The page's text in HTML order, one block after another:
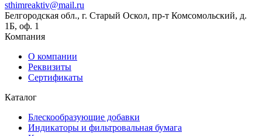
sthimreaktiv@mail.ru
Белгородская обл., г. Старый Оскол, пр-т Комсомольский, д.
1Б, оф. 1
Компания
О компании
Реквизиты
Сертификаты
Каталог
Блескообразующие добавки
Индикаторы и фильтровальная бумага